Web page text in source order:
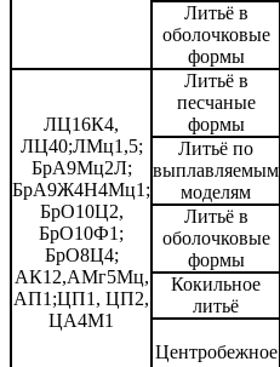
Литьё в
оболочковые
формы
ЛЦ16К4,
ЛЦ40;ЛМц1,5;
БрА9Мц2Л;
БрА9Ж4Н4Мц1;
БрО10Ц2,
БрО10Ф1;
БрО8Ц4;
АК12,АМг5Мц,
АП1;ЦП1, ЦП2,
ЦА4М1
Литьё в
песчаные
формы
Литьё по
выплавляемым
моделям
Литьё в
оболочковые
формы
Кокильное
литьё
Центробежное